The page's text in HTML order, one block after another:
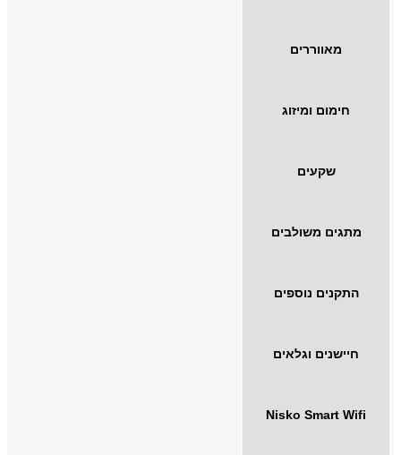
מאווררים
חימום ומיזוג
שקעים
מתגים משולבים
התקנים נוספים
חיישנים וגלאים
Nisko Smart Wifi